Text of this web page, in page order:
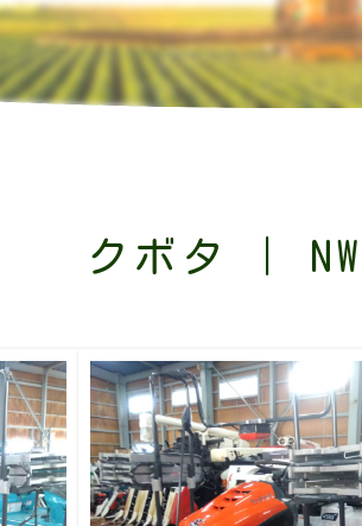
クボタ |